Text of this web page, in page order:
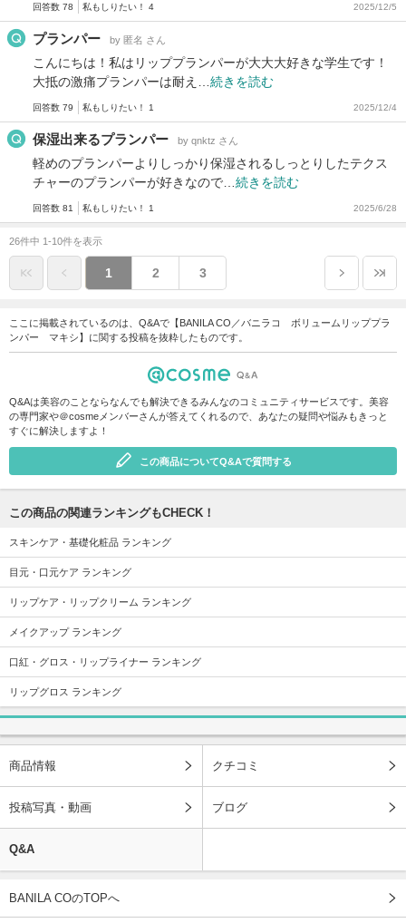
回答数 78 私もしりたい！ 4 2025/12/5
プランパー by 匿名 さん
こんにちは！私はリッププランパーが大大大好きな学生です！
大抵の激痛プランパーは耐え… 続きを読む
回答数 79 私もしりたい！ 1 2025/12/4
保湿出来るプランパー by qnktz さん
軽めのプランパーよりしっかり保湿されるしっとりしたテクス
チャーのプランパーが好きなので… 続きを読む
回答数 81 私もしりたい！ 1 2025/6/28
26件中 1-10件を表示
1 2 3
ここに掲載されているのは、Q&Aで【BANILA CO／バニラコ ボリュームリッププラ
ンパー マキシ】に関する投稿を抜粋したものです。
Q&Aは美容のことならなんでも解決できるみんなのコミュニティサービスです。美容
の専門家や＠cosmeメンバーさんが答えてくれるので、あなたの疑問や悩みもきっと
すぐに解決しますよ！
この商品についてQ&Aで質問する
この商品の関連ランキングもCHECK！
スキンケア・基礎化粧品 ランキング
目元・口元ケア ランキング
リップケア・リップクリーム ランキング
メイクアップ ランキング
口紅・グロス・リップライナー ランキング
リップグロス ランキング
商品情報 クチコミ
投稿写真・動画 ブログ
Q&A
BANILA COのTOPへ